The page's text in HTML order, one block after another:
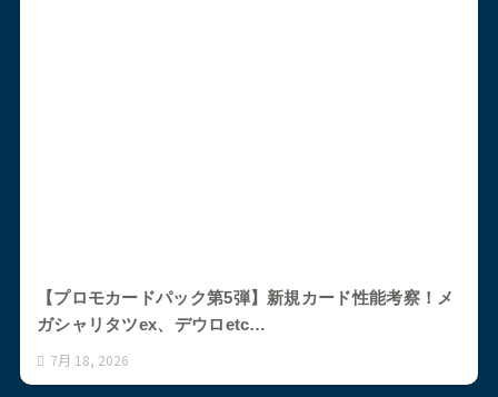
【プロモカードパック第5弾】新規カード性能考察！メ
ガシャリタツex、デウロetc…
7月 18, 2026